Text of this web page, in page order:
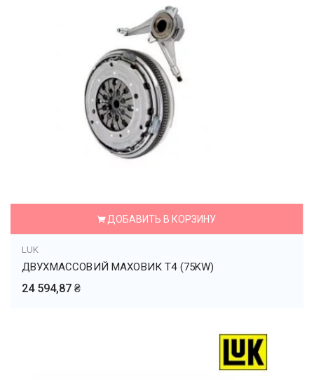
ДОБАВИТЬ В КОРЗИНУ
LUK
ДВУХМАССОВИЙ МАХОВИК Т4 (75KW)
24 594,87 ₴